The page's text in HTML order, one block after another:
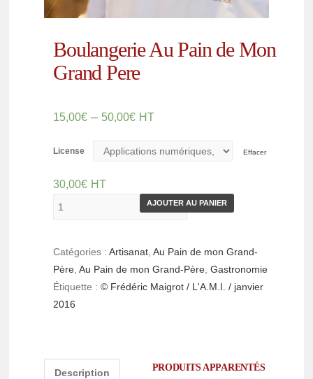
Boulangerie Au Pain de Mon
Grand Pere
15,00€ – 50,00€ HT
License Effacer
30,00€ HT
AJOUTER AU PANIER
Catégories :Artisanat ,Au Pain de mon Grand-
Père ,Au Pain de mon Grand-Père ,Gastronomie
Étiquette :© Frédéric Maigrot / L'A.M.I. / janvier
2016
Description PRODUITS APPARENTÉS